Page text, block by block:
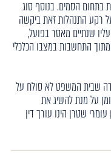
הסמים. בנוסף סוג
רקע התנהלות זאת ביקשה
שנתיים מאסר בפועל,
התחשבות במצבו הכלכלי
שבית המשפט לא סולח על
על מנת להשיג את
שטרן הינו עורך דין